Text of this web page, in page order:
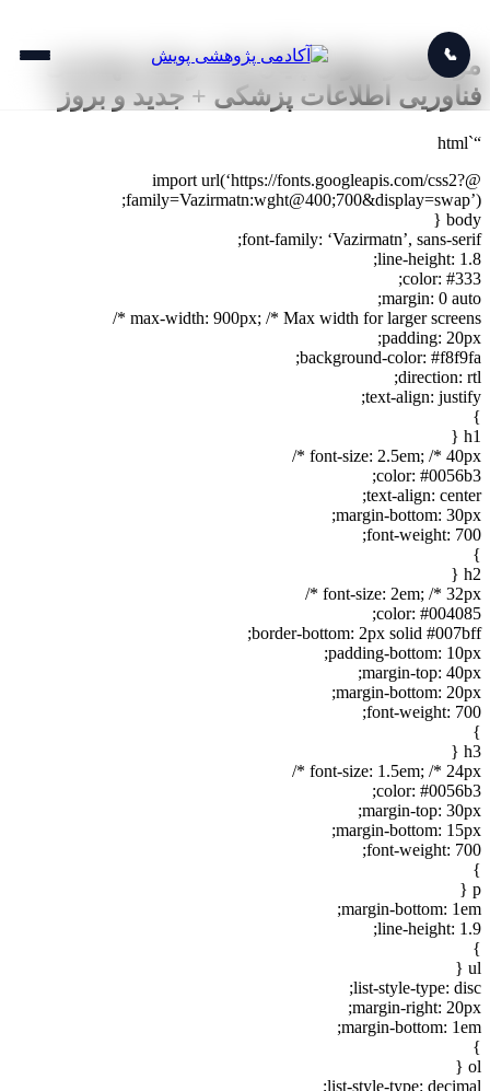
📞
موضوع و عنوان پایان نامه رشته مهندسی
فناوریی اطلاعات پزشکی + جدید و بروز
“`html
@import url(‘https://fonts.googleapis.com/css2?
family=Vazirmatn:wght@400;700&display=swap’);
body {
font-family: ‘Vazirmatn’, sans-serif;
line-height: 1.8;
color: #333;
margin: 0 auto;
max-width: 900px; /* Max width for larger screens */
padding: 20px;
background-color: #f8f9fa;
direction: rtl;
text-align: justify;
}
h1 {
font-size: 2.5em; /* 40px */
color: #0056b3;
text-align: center;
margin-bottom: 30px;
font-weight: 700;
}
h2 {
font-size: 2em; /* 32px */
color: #004085;
border-bottom: 2px solid #007bff;
padding-bottom: 10px;
margin-top: 40px;
margin-bottom: 20px;
font-weight: 700;
}
h3 {
font-size: 1.5em; /* 24px */
color: #0056b3;
margin-top: 30px;
margin-bottom: 15px;
font-weight: 700;
}
p {
margin-bottom: 1em;
line-height: 1.9;
}
ul {
list-style-type: disc;
margin-right: 20px;
margin-bottom: 1em;
}
ol {
list-style-type: decimal;